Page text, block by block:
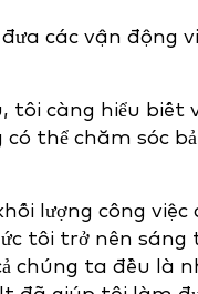
các vận động
tôi càng hiểu biết
thể chăm sóc
lượng công việc
tôi trở nên sáng
chúng ta đều là